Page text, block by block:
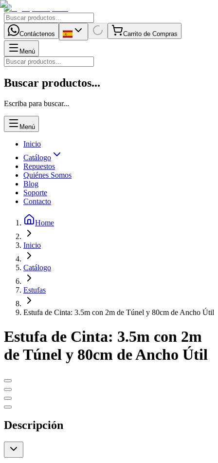
Contáctenos Carrito de Compras
Menú
Buscar productos...
Escriba para buscar...
Menú
Inicio
Catálogo
Repuestos
Quiénes Somos
Blog
Soporte
Contacto
Home
Inicio
Catálogo
Estufas
Estufa de Cinta: 3.5m con 2m de Túnel y 80cm de Ancho Útil
Estufa de Cinta: 3.5m con 2m
de Túnel y 80cm de Ancho Útil
Descripción